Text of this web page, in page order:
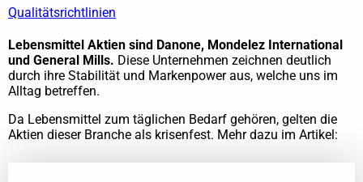
Qualitätsrichtlinien
Lebensmittel Aktien sind Danone, Mondelez International
und General Mills. Diese Unternehmen zeichnen deutlich
durch ihre Stabilität und Markenpower aus, welche uns im
Alltag betreffen.
Da Lebensmittel zum täglichen Bedarf gehören, gelten die
Aktien dieser Branche als krisenfest. Mehr dazu im Artikel: